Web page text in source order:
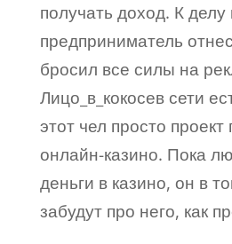
получать доход. К
предприниматель
бросил все силы на
Лицо_в_кокосев сети
этот чел просто
онлайн-казино. Пока
деньги в казино, он в
забудут про него, как